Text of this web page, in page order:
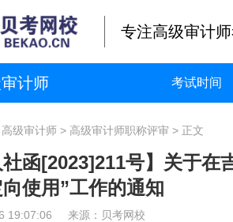
专注高级审计
计师 考试时间
高级审计师 > 高级审计师职称评审 > 正文
社函[2023]211号】关于
使用”工作的通知
19:07:06 来源： 贝考网校